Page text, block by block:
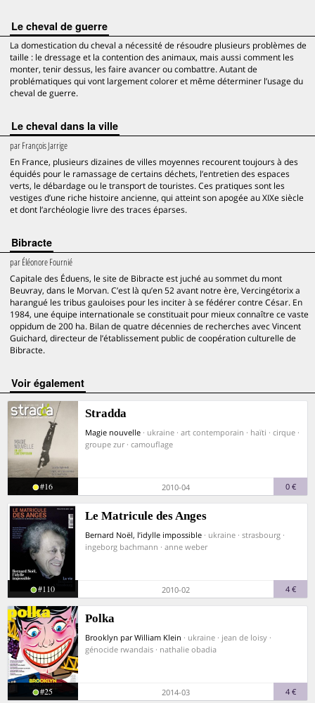
Le cheval de guerre
La domestication du cheval a nécessité de résoudre plusieurs problèmes de
taille : le dressage et la contention des animaux, mais aussi comment les
monter, tenir dessus, les faire avancer ou combattre. Autant de
problématiques qui vont largement colorer et même déterminer l’usage du
cheval de guerre.
Le cheval dans la ville
parFrançois Jarrige
En France, plusieurs dizaines de villes moyennes recourent toujours à des
équidés pour le ramassage de certains déchets, l’entretien des espaces
verts, le débardage ou le transport de touristes. Ces pratiques sont les
vestiges d’une riche histoire ancienne, qui atteint son apogée au XIXe siècle
et dont l’archéologie livre des traces éparses.
Bibracte
parÉléonore Fournié
Capitale des Éduens, le site de Bibracte est juché au sommet du mont
Beuvray, dans le Morvan. C’est là qu’en 52 avant notre ère, Vercingétorix a
harangué les tribus gauloises pour les inciter à se fédérer contre César. En
1984, une équipe internationale se constituait pour mieux connaître ce vaste
oppidum de 200 ha. Bilan de quatre décennies de recherches avec Vincent
Guichard, directeur de l’établissement public de coopération culturelle de
Bibracte.
voir également
Stradda
Magie nouvelle · ukraine · art contemporain · haïti · cirque ·
groupe zur · camouflage
#16 2010-04 0 €
Le Matricule des Anges
Bernard Noël, l’idylle impossible · ukraine · strasbourg ·
ingeborg bachmann · anne weber
#110 2010-02 4 €
Polka
Brooklyn par William Klein · ukraine · jean de loisy ·
génocide rwandais · nathalie obadia
#25 2014-03 4 €